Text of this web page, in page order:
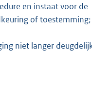
en instaat voor de
of toestemming;
niet langer